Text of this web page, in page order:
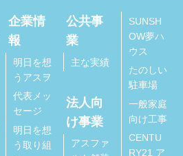
企業情
報
明日を想
うアスヲ
代表メッ
セージ
明日を想
う取り組
公共事
業
主な実績
法人向
け事業
アスファ
SUNSH
OW夢ハ
ウス
たのしい
駐車場
一般家庭
向け工事
CENTU
RY21 ア